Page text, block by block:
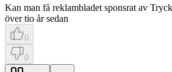
Kan man få reklambladet sponsrat av
över tio år sedan
0
0